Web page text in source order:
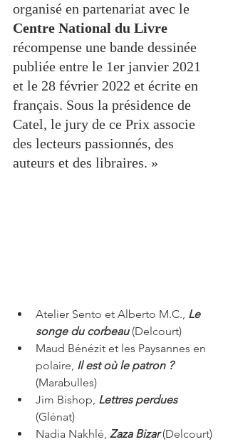
organisé en partenariat avec le
Centre National du Livre
récompense une bande dessinée
publiée entre le 1er janvier 2021
et le 28 février 2022 et écrite en
français. Sous la présidence de
Catel, le jury de ce Prix associe
des lecteurs passionnés, des
auteurs et des libraires. »
Atelier Sento et Alberto M.C., Le
songe du corbeau (Delcourt)
Maud Bénézit et les Paysannes en
polaire, Il est où le patron ?
(Marabulles)
Jim Bishop, Lettres perdues
(Glénat)
Nadia Nakhlé, Zaza Bizar (Delcourt)